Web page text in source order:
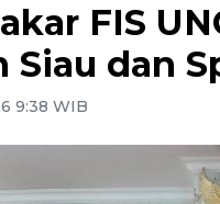
FIS
Siau dan
9:38 WIB